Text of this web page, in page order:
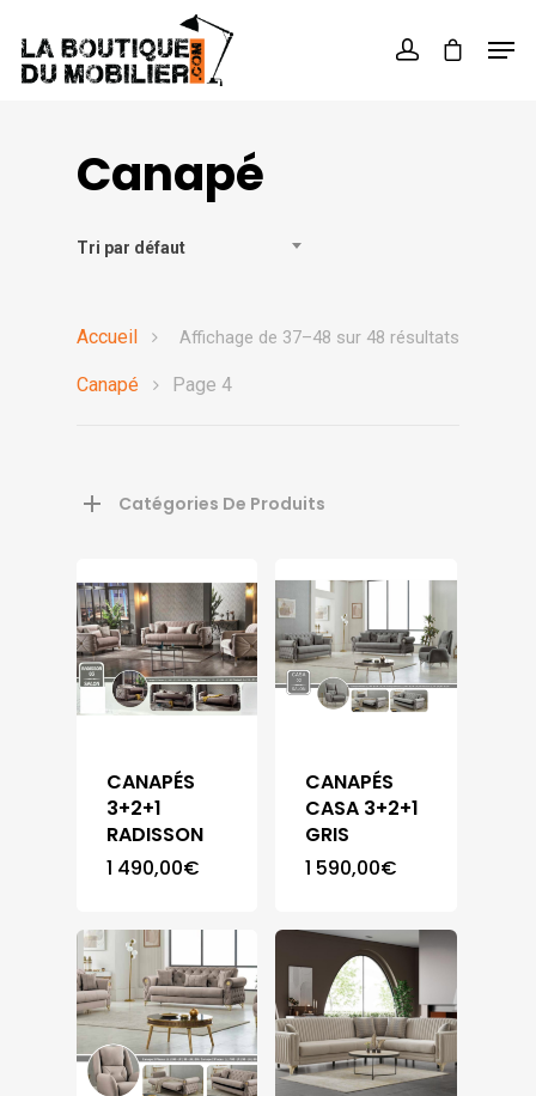
Hit enter to search or ESC to close
Canapé
Tri par défaut
Affichage de 37–48 sur 48 résultats
Accueil
Canapé Page 4
Catégories De Produits
CANAPÉS
3+2+1
RADISSON
1 490,00€
CANAPÉS
CASA 3+2+1
GRIS
1 590,00€